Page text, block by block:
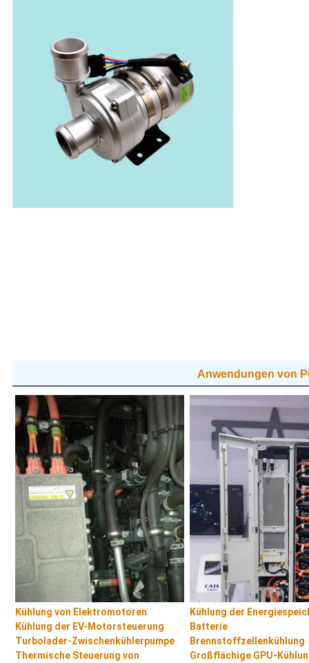
Anwendungen von
Kühlung von Elektromotoren
Kühlung der EV-Motorsteuerung
Turbolader-Zwischenkühlerpumpe
Thermische Steuerung von
Kühlung der
Batterie
Brennstoffzellenkühlung
Großflächige GPU-